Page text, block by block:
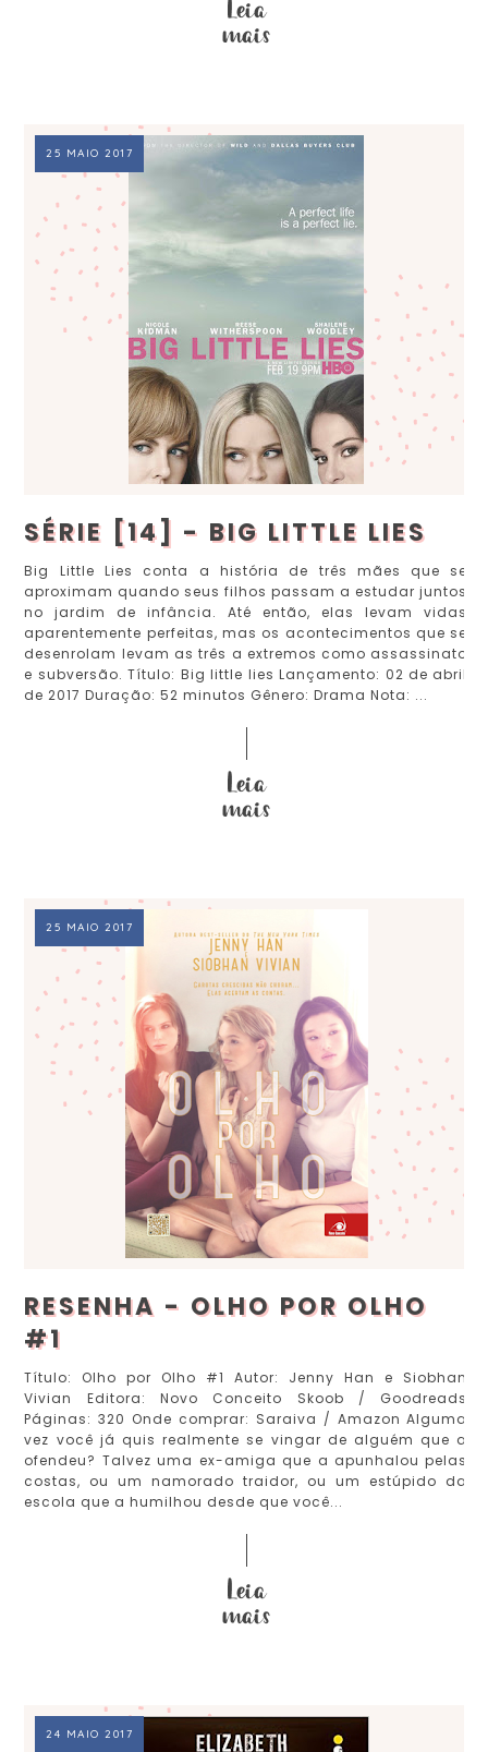
25 MAIO 2017
SÉRIE [14] - BIG LITTLE LIES
Big Little Lies conta a história de três mães que se
aproximam quando seus filhos passam a estudar juntos
no jardim de infância. Até então, elas levam vidas
aparentemente perfeitas, mas os acontecimentos que se
desenrolam levam as três a extremos como assassinato
e subversão. Título: Big little lies Lançamento: 02 de abril
de 2017 Duração: 52 minutos Gênero: Drama Nota: ...
25 MAIO 2017
RESENHA - OLHO POR OLHO
#1
Título: Olho por Olho #1 Autor: Jenny Han e Siobhan
Vivian Editora: Novo Conceito Skoob / Goodreads
Páginas: 320 Onde comprar: Saraiva / Amazon Alguma
vez você já quis realmente se vingar de alguém que a
ofendeu? Talvez uma ex-amiga que a apunhalou pelas
costas, ou um namorado traidor, ou um estúpido da
escola que a humilhou desde que você...
24 MAIO 2017